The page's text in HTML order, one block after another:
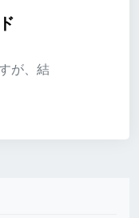
が、結